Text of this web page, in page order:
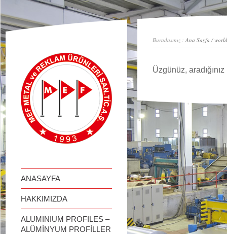
займ онлайн
ANASAYFA
HAKKIMIZDA
ALUMINIUM PROFILES –
ALÜMİNYUM PROFİLLER
Buradasınız :Ana Sayfa /
Üzgünüz,